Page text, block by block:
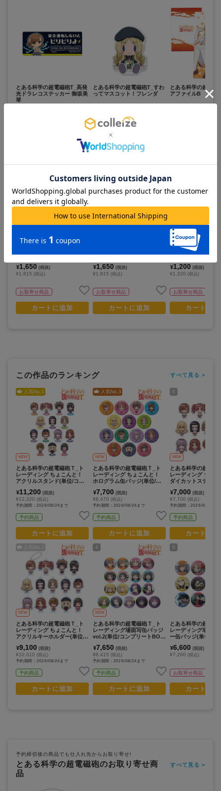
とある科学の超電磁砲T_高発
光ドラレコステッカー 御坂美
琴
とある科学の超電磁砲T_アク
ースクイーンver.(描き下ろし
イラスト)
¥1,650 (税抜)
¥1,815 (税込)
お取寄せ商品
カートに追加
とある科学の超電磁砲T_すわ
ってマスコット！フレンダ
¥1,320(税込)
お取寄せ商品
カートに追加
ースクイーンver.(描き下ろし
イラスト)
¥1,650 (税抜)
¥1,815 (税込)
お取寄せ商品
カートに追加
とある科学の超電磁
アファイルB
とある科学の超電磁
ってマスコット！ゲ
¥1,200 (税抜)
¥1,320 (税込)
お取寄せ商品
カートに
この作品のランキング すべて見る >
人気No.1
NEW
とある科学の超電磁砲Ｔ_ト
レーディング ちょこんと！
アクリルスタンド(単位/コン
¥11,200 (税抜)
¥12,320 (税込)
予約期間：2026/08/24まで
予約商品
カートに追加
人気No. 2
NEW
とある科学の超電磁砲Ｔ_ト
レーディング ちょこんと！
アクリルキーホルダー(単位/
入り)
¥9,100 (税抜)
¥10,010 (税込)
予約期間：2026/08/24まで
予約商品
カートに追加
人気No.3
NEW
とある科学の超電磁砲Ｔ_ト
レーディング ちょこんと！
ホログラム缶バッジ(単位/コ
り)
¥7,700 (税抜)
¥8,470 (税込)
予約期間：2026/08/24まで
予約商品
カートに追加
4
NEW
とある科学の超電磁砲Ｔ_ト
レーディング場面写缶バッジ
vol.2(単位/コンプリートBOX/
¥7,650 (税抜)
¥8,415 (税込)
予約期間：2026/08/24まで
予約商品
カートに追加
5
NEW
とある科学の超電磁
レーディング ちょ
ダイカットステッカ
入り)
¥7,000 (税抜)
¥7,700 (税込)
予約期間：2026/08/24ま
予約商品
カートに
6
とある科学の超電磁
レーディング場面写
ー缶バッジ(単位/コ
¥6,600 (税抜)
¥7,260 (税込)
お取寄せ商品
カートに
予約締切後の商品でも仕入れ先からお取り寄せ!
とある科学の超電磁砲のお取り寄せ商
品
すべて見る >